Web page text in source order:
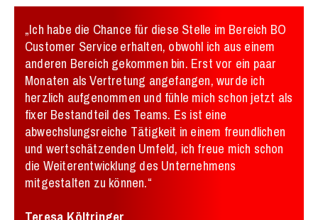
„Ich habe die Chance für diese Stelle im Bereich BO
Customer Service erhalten, obwohl ich aus einem
anderen Bereich gekommen bin. Erst vor ein paar
Monaten als Vertretung angefangen, wurde ich
herzlich aufgenommen und fühle mich schon jetzt als
fixer Bestandteil des Teams. Es ist eine
abwechslungsreiche Tätigkeit in einem freundlichen
und wertschätzenden Umfeld, ich freue mich schon
die Weiterentwicklung des Unternehmens
mitgestalten zu können.“